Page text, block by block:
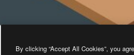
By clicking “Accept All Cookies”, you